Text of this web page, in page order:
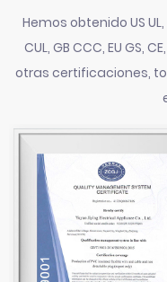
Hemos obtenido US
CUL, GB CCC, EU GS,
otras certificaciones,